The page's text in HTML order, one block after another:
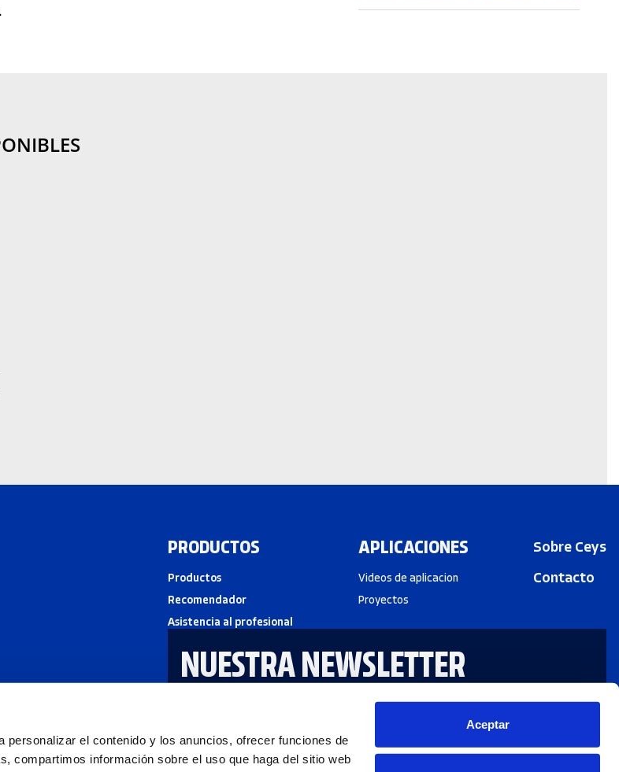
personalizar el contenido y los anuncios, ofrecer funciones de
compartimos información sobre el uso que haga del sitio web
Aceptar
PRODUCTOS
Productos
Recomendador
Asistencia al profesional
APLICACIONES
Videos de aplicacion
Proyectos
Sobre Ceys
Contacto
NUESTRA NEWSLETTER
Subscribirme